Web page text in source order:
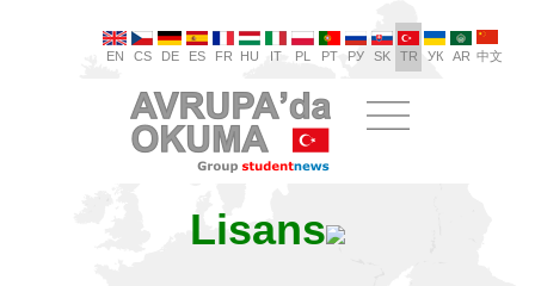
EN CS DE ES FR HU IT PL PT РУ SK TR УК AR 中文
Lisans